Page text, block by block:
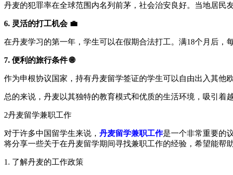
丹麦的犯罪率在全球范围内名列前茅，社会治安良好。当地居民
6. 灵活的打工机会 💼
在丹麦学习的第一年，学生可以在假期合法打工。满18个月后，
7. 便利的旅行条件 🌐
作为申根协议国家，持有丹麦留学签证的学生可以自由出入其他
总的来说，丹麦以其独特的教育模式和优质的生活环境，吸引着
2丹麦留学兼职工作
对于许多中国留学生来说， 丹麦留学兼职工作是一个非常重要的
将分享一些关于在丹麦留学期间寻找兼职工作的经验，希望能帮
1. 了解丹麦的工作政策